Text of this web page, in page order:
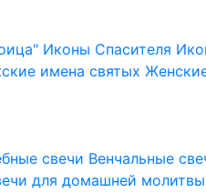
Иконы Спасителя
имена святых
свечи Венчальные
для домашней молитвы